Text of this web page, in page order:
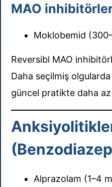
MAO
Moklobemid
Reversibl MAO
Daha seçilmiş
güncel pratikte daha
Alprazolam (1–4